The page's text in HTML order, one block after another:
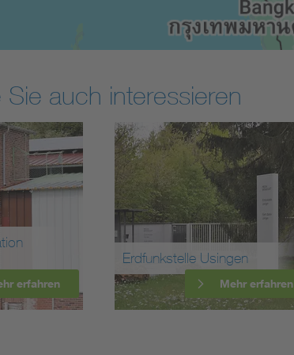
Sie auch interessieren
erfahren
Erdfunkstelle Usingen
Mehr erfahren